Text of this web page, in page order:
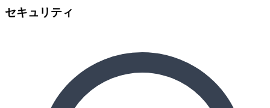
セキュリティ